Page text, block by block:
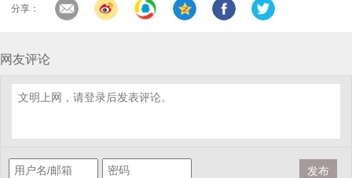
分享：
网友评论